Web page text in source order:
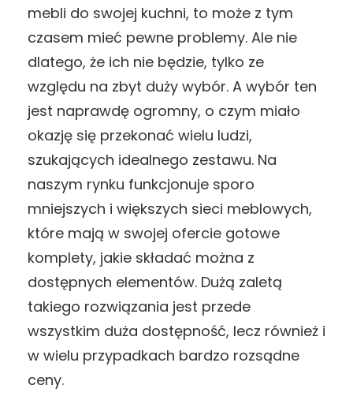
mebli do swojej kuchni, to może z tym
czasem mieć pewne problemy. Ale nie
dlatego, że ich nie będzie, tylko ze
względu na zbyt duży wybór. A wybór ten
jest naprawdę ogromny, o czym miało
okazję się przekonać wielu ludzi,
szukających idealnego zestawu. Na
naszym rynku funkcjonuje sporo
mniejszych i większych sieci meblowych,
które mają w swojej ofercie gotowe
komplety, jakie składać można z
dostępnych elementów. Dużą zaletą
takiego rozwiązania jest przede
wszystkim duża dostępność, lecz również i
w wielu przypadkach bardzo rozsądne
ceny.